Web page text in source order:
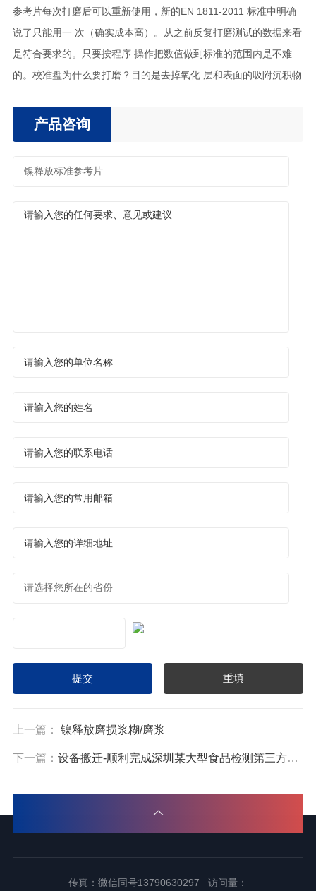
参考片每次打磨后可以重新使用，新的EN 1811-2011 标准中明确
说了只能用一 次（确实成本高）。从之前反复打磨测试的数据来看
是符合要求的。只要按程序 操作把数值做到标准的范围内是不难
的。校准盘为什么要打磨？目的是去掉氧化 层和表面的吸附沉积物
产品咨询
上一篇： 镍释放磨损浆糊/磨浆
下一篇： 设备搬迁-顺利完成深圳某大型食品检测第三方实验室仪器搬迁工作
传真：微信同号13790630297 访问量：